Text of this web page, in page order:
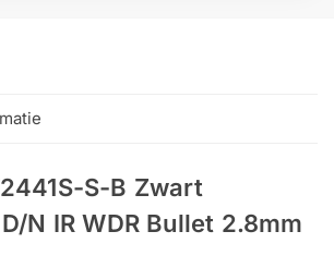
S-B Zwart
N IR WDR Bullet 2.8mm